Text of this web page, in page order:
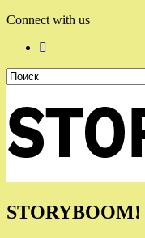
Connect with us
STORYBOOM!